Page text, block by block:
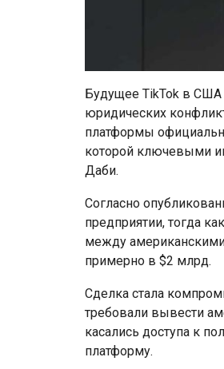
Будущее TikTok в США
юридических
платформы
которой ключевыми
Даби.
Согласно
предприятии, тогда
между
примерно в $2 млрд.
Сделка стала
требовали вывести
касались доступа к
платформу.